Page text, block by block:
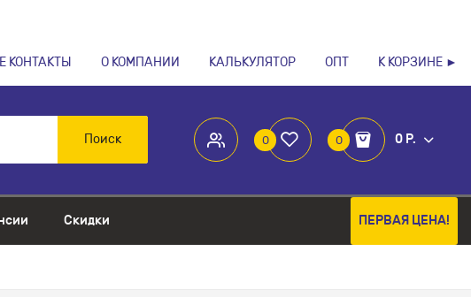
КОНТАКТЫ О КОМПАНИИ КАЛЬКУЛЯТОР ОПТ К КОРЗИНЕ ►
0 0 0 Р.
Поиск
Скидки ПЕРВАЯ ЦЕНА!